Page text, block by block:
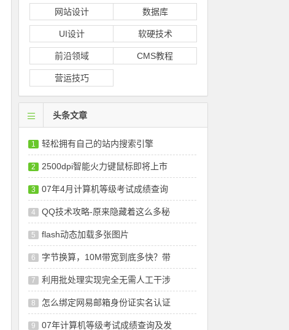
网站设计 数据库
UI设计 软硬技术
前沿领域 CMS教程
营运技巧
头条文章
1 轻松拥有自己的站内搜索引擎
2 2500dpi智能火力键鼠标即将上市
3 07年4月计算机等级考试成绩查询
4 QQ技术攻略-原来隐藏着这么多秘
5 flash动态加载多张图片
6 字节换算，10M带宽到底多快？带
7 利用批处理实现完全无需人工干涉
8 怎么绑定网易邮箱身份证实名认证
9 07年计算机等级考试成绩查询及发